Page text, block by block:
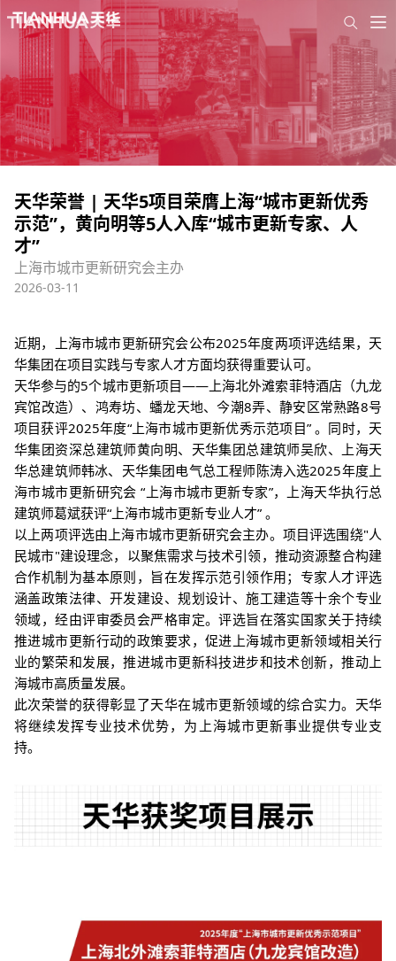
天华荣誉 | 天华5项目荣膺上海“城市更新优秀
示范”，黄向明等5人入库“城市更新专家、人
才”
上海市城市更新研究会主办
2026-03-11
近期， 上海市城市更新研究会公布2025年度两项评选结果，天
华集团在项目实践与专家人才方面均获得重要认可。
天华参与的5个城市更新项目—— 上海北外滩索菲特酒店（九龙
宾馆改造） 、鸿寿坊、蟠龙天地、今潮8弄、静安区常熟路8号
项目获评2025年度“上海市城市更新优秀示范项目” 。同时， 天
华集团资深总建筑师黄向明、天华集团总建筑师吴欣、上海天
华总建筑师韩冰、天华集团电气总工程师陈涛入选2025年度上
海市城市更新研究会“上海市城市更新专家”，上海天华执行总
建筑师葛斌获评“上海市城市更新专业人才” 。
以上两项评选由 上海市城市更新研究会主办。 项目评选围绕"人
民城市"建设理念，以聚焦需求与技术引领，推动资源整合构建
合作机制为基本原则，旨在发挥示范引领作用； 专家人才评选
涵盖政策法律、 开发建设、规划设计、施工建造等十余个专业
领域，经由评审委员会严格审定。评选旨在落实国家关于持续
推进城市更新行动的政策要求， 促进上海城市更新领域相关行
业的繁荣和发展，推进城市更新科技进步和技术创新，推动上
海城市高质量发展。
此次荣誉的获得彰显了天华在城市更新领域的综合实力。天华
将继续发挥专业技术优势，为上海城市更新事业提供专业支
持。